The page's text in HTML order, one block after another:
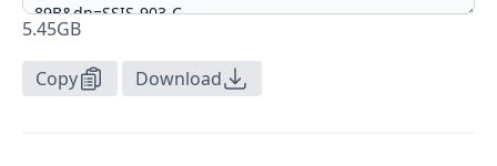
5.45GB
Copy Download